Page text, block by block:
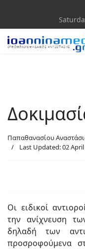
Παπαθανασίου
Last Updated: 02 April
Οι ειδικοί
την ανίχνευση
δηλαδή των
προσροφούμενα